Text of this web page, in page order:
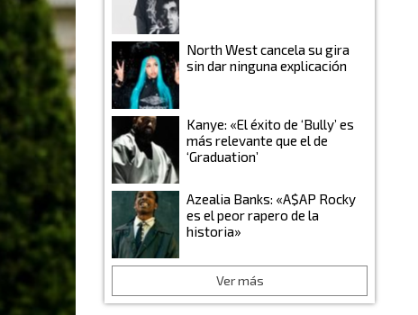
North West cancela su gira
sin dar ninguna explicación
Kanye: «El éxito de ‘Bully’ es
más relevante que el de
‘Graduation’
Azealia Banks: «A$AP Rocky
es el peor rapero de la
historia»
Ver más